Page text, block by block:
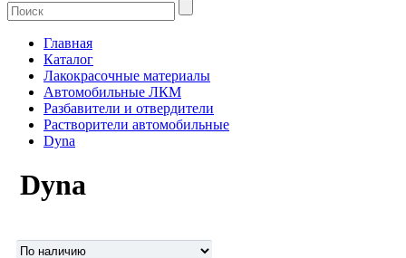
Главная
Каталог
Лакокрасочные материалы
Автомобильные ЛКМ
Разбавители и отвердители
Растворители автомобильные
Dyna
Dyna